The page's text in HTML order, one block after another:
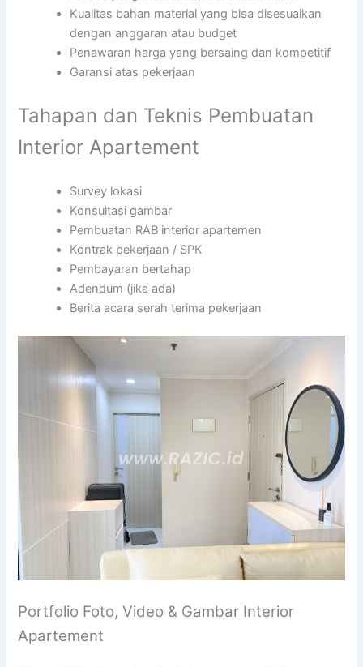
Kualitas bahan material yang bisa disesuaikan
dengan anggaran atau budget
Penawaran harga yang bersaing dan kompetitif
Garansi atas pekerjaan
Tahapan dan Teknis Pembuatan
Interior Apartement
Survey lokasi
Konsultasi gambar
Pembuatan RAB interior apartemen
Kontrak pekerjaan / SPK
Pembayaran bertahap
Adendum (jika ada)
Berita acara serah terima pekerjaan
Portfolio Foto, Video & Gambar Interior
Apartement